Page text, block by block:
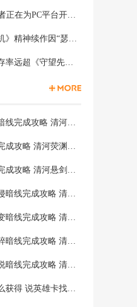
PC年？超80%的开发者正在为PC平台开发游戏 NS2为8%
不许瑟瑟！《恐龙危机》精神续作因“瑟瑟Mod”拒绝登陆PC
《漫威争锋》玩家留存率远超《守望先锋2》、《绝地潜兵2》等游戏
燕云十六声田英其人暗线完成攻略 清河田英其人暗涌怎么触发
燕云十六声荧渊暗线完成攻略 清河荧渊暗涌怎么触发
燕云十六声悬剑暗线完成攻略 清河悬剑暗涌怎么触发
燕云十六声绣金楼入侵暗线完成攻略 清河绣金楼入侵暗涌怎么触发
燕云十六声清风驿之变暗线完成攻略 清河清风驿之变暗涌怎么触发
燕云十六声隐月山钟碎暗线完成攻略 清河隐月山钟碎暗涌怎么触发
燕云十六声佛光顶传说暗线完成攻略 清河佛光顶传说暗涌怎么触发
逆水寒找到你们了怎么获得 说英雄卡找到你们了获得方法